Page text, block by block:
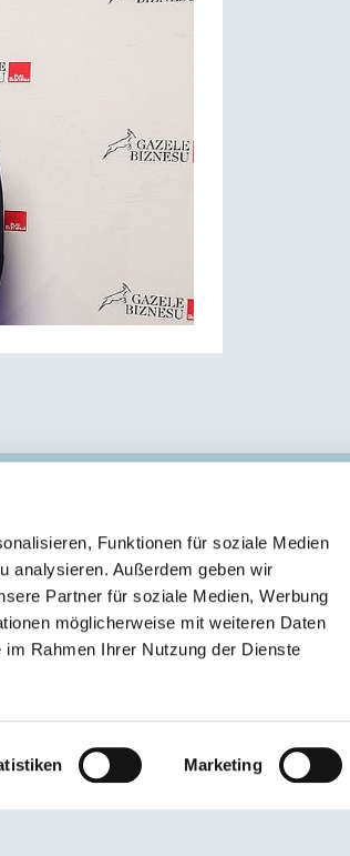
Funktionen für soziale Medien
analysieren. Außerdem geben wir
Partner für soziale Medien, Werbung
möglicherweise mit weiteren Daten
Rahmen Ihrer Nutzung der Dienste
Marketing
49-200
ul.
g.klient@